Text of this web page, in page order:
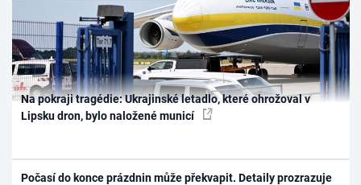
Na pokraji tragédie: Ukrajinské letadlo, které ohrožoval v
Lipsku dron, bylo naložené municí
Počasí do konce prázdnin může překvapit. Detaily prozrazuje